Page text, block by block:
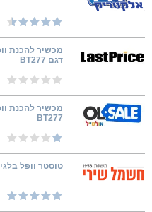
דגם BT277
BT277
טוסטר וופל בלגי BENATON BT-277